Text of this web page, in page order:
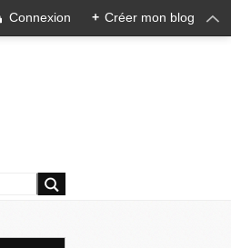
Connexion + Créer mon blog